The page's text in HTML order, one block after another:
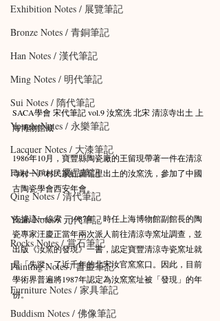
Exhibition Notes / 展覽筆記
Bronze Notes / 青銅筆記
Han Notes / 漢代筆記
Ming Notes / 明代筆記
Sui Notes / 隋代筆記
Yongle Notes / 永樂筆記
Lacquer Notes / 大漆筆記
Fake Notes / 贗品筆記
Qing Notes / 清代筆記
Yuan Notes / 元代筆記
Rocks Notes / 賞石筆記
Painting Notes / 書畫筆記
Furniture Notes / 家具筆記
Buddism Notes / 佛像筆記
SACA學會 宋代筆記 vol.9 汝窯洗 北宋 清涼寺出土 上
海博物館藏
1986年10月，寶豐縣陶瓷廠的王留現帶著一件在清涼
寺村一戶村民家紅薯窖里出土的汝窯洗，參加了中國
古陶瓷學會西安年會。
依據這一線索，1987年，時任上海博物館副館長的陶
瓷專家汪慶正當年兩次派人前往清涼寺窯址調查，並
出版《汝窯的發現》一書，認定寶豐清涼寺瓷窯址就
是「失蹤」了近千年的北宋汝官窯窯口。因此，目前
學術界普遍將1987年認定為汝窯窯址被「發現」的年
份。